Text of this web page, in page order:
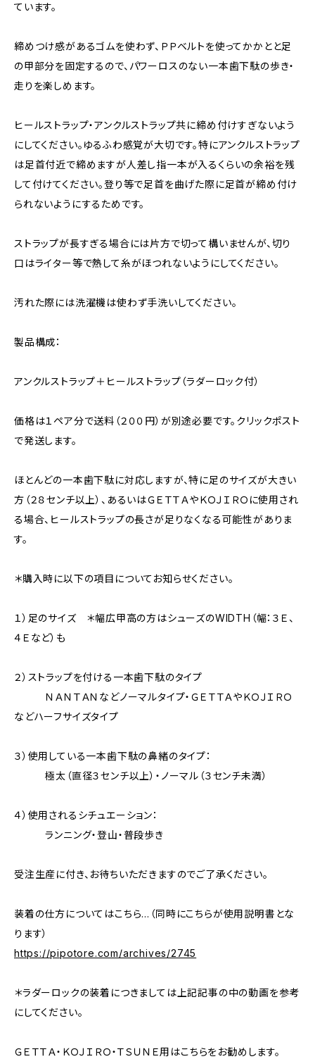
ています。
締めつけ感があるゴムを使わず、ＰＰベルトを使ってかかとと足
の甲部分を固定するので、パワーロスのない一本歯下駄の歩き・
走りを楽しめます。
ヒールストラップ・アンクルストラップ共に締め付けすぎないよう
にしてください。ゆるふわ感覚が大切です。特にアンクルストラップ
は足首付近で締めますが人差し指一本が入るくらいの余裕を残
して付けてください。登り等で足首を曲げた際に足首が締め付け
られないようにするためです。
ストラップが長すぎる場合には片方で切って構いませんが、切り
口はライター等で熱して糸がほつれないようにしてください。
汚れた際には洗濯機は使わず手洗いしてください。
製品構成：
アンクルストラップ＋ヒールストラップ（ラダーロック付）
価格は１ペア分で送料（２００円）が別途必要です。クリックポスト
で発送します。
ほとんどの一本歯下駄に対応しますが、特に足のサイズが大きい
方（２８センチ以上）、あるいはＧＥＴＴＡやＫＯＪＩＲＯに使用され
る場合、ヒールストラップの長さが足りなくなる可能性がありま
す。
＊購入時に以下の項目についてお知らせください。
１）足のサイズ ＊幅広甲高の方はシューズのWIDTH（幅：３Ｅ、
４Ｅなど）も
２）ストラップを付ける一本歯下駄のタイプ
ＮＡＮＴＡＮなどノーマルタイプ・ＧＥＴＴＡやＫＯＪＩＲＯ
などハーフサイズタイプ
３）使用している一本歯下駄の鼻緒のタイプ：
極太（直径３センチ以上）・ノーマル（３センチ未満）
４）使用されるシチュエーション：
ランニング・登山・普段歩き
受注生産に付き、お待ちいただきますのでご了承ください。
装着の仕方についてはこちら…（同時にこちらが使用説明書とな
ります）
https://pipotore.com/archives/2745
＊ラダーロックの装着につきましては上記記事の中の動画を参考
にしてください。
ＧＥＴＴＡ・ＫＯＪＩＲＯ・ＴＳＵＮＥ用はこちらをお勧めします。